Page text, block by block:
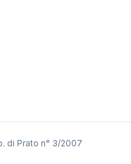
di Prato n° 3/2007